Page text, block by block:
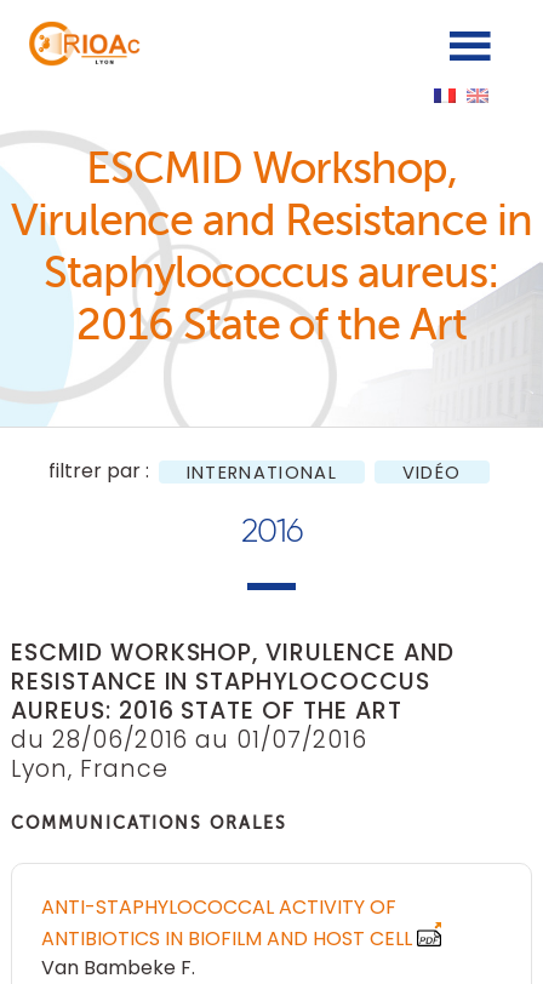
ESCMID Workshop,
Virulence and Resistance in
Staphylococcus aureus:
2016 State of the Art
filtrer par : INTERNATIONAL VIDÉO
2016
ESCMID WORKSHOP, VIRULENCE AND
RESISTANCE IN STAPHYLOCOCCUS
AUREUS: 2016 STATE OF THE ART
du 28/06/2016 au 01/07/2016
Lyon, France
COMMUNICATIONS ORALES
ANTI-STAPHYLOCOCCAL ACTIVITY OF
ANTIBIOTICS IN BIOFILM AND HOST CELL
Van Bambeke F
Panneau de gestion des cookies